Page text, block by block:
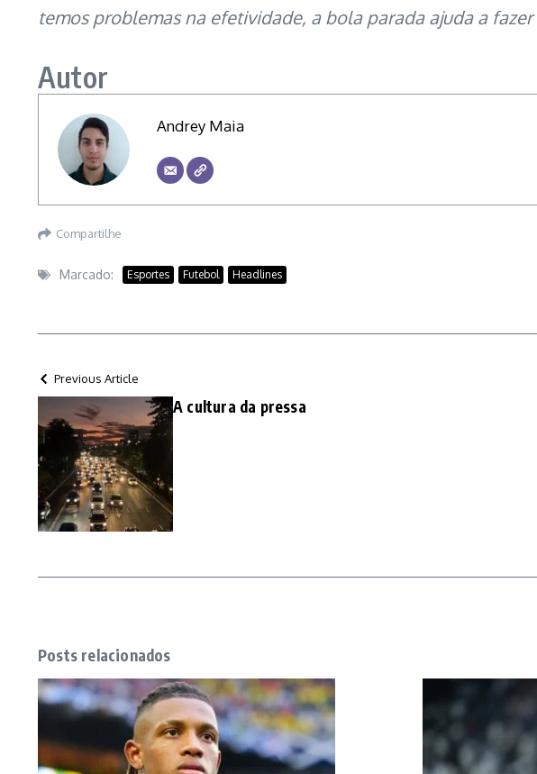
temos problemas na efetividade, a bola parada ajuda a fazer
Autor
Andrey Maia
Compartilhe
Marcado: Esportes Futebol Headlines
Previous Article
A cultura da pressa
Posts relacionados